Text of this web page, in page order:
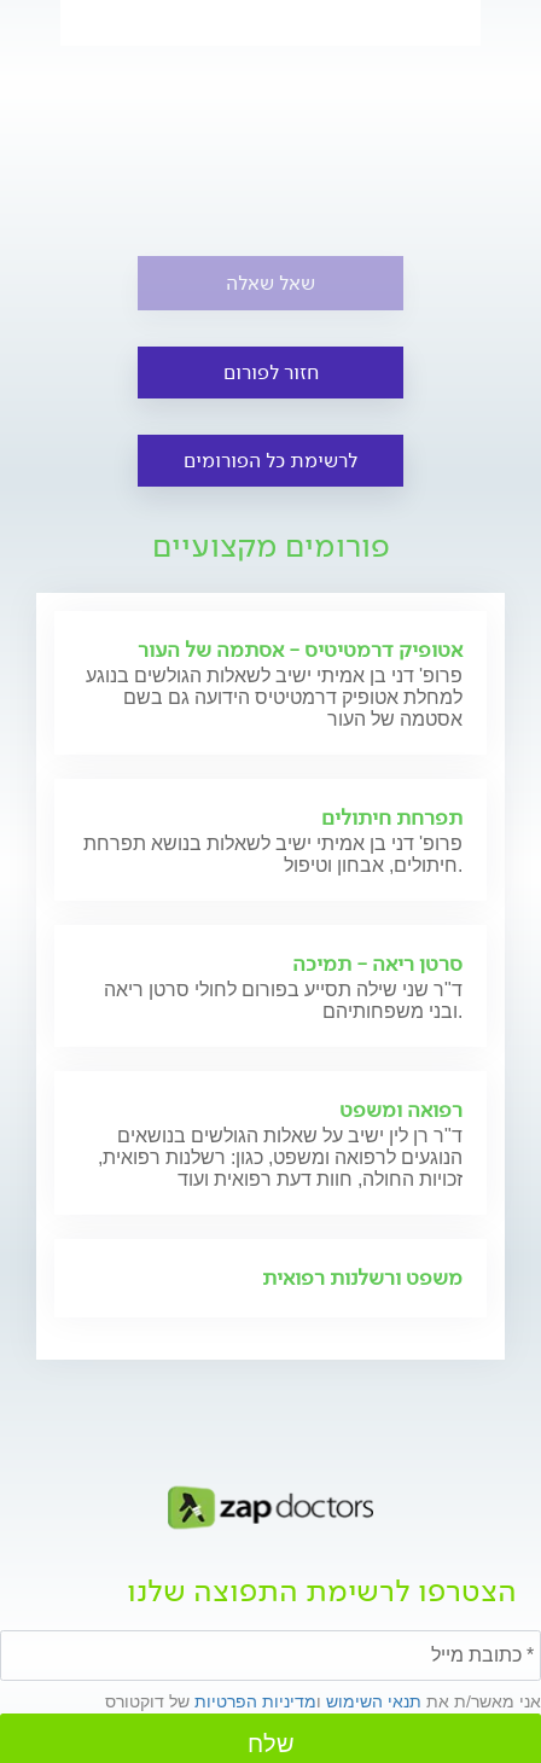
שאל שאלה
חזור לפורום
לרשימת כל הפורומים
פורומים מקצועיים
אטופיק דרמטיטיס - אסתמה של העור
פרופ' דני בן אמיתי ישיב לשאלות הגולשים בנוגע
למחלת אטופיק דרמטיטיס הידועה גם בשם
אסטמה של העור
תפרחת חיתולים
פרופ' דני בן אמיתי ישיב לשאלות בנושא תפרחת
חיתולים, אבחון וטיפול.
סרטן ריאה - תמיכה
ד"ר שני שילה תסייע בפורום לחולי סרטן ריאה
ובני משפחותיהם.
רפואה ומשפט
ד"ר רן לין ישיב על שאלות הגולשים בנושאים
הנוגעים לרפואה ומשפט, כגון: רשלנות רפואית,
זכויות החולה, חוות דעת רפואית ועוד
משפט ורשלנות רפואית
הצטרפו לרשימת התפוצה שלנו
אני מאשר/ת את תנאי השימוש ומדיניות הפרטיות של דוקטורס
שלח